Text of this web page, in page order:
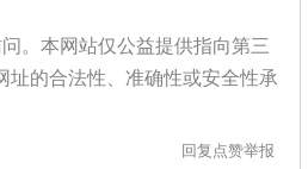
。本网站仅公益提供指向第三
址的合法性、准确性或安全性承
回复 点赞举报